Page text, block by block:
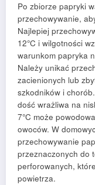
Po zbiorze papryki
przechowywanie,
Najlepiej
12°C i wilgotności
warunkom papryka
Należy unikać
zacienionych lub
szkodników i
dość wrażliwa na
7°C może
owoców. W
przechowywanie
przeznaczonych do
perforowanych,
powietrza.